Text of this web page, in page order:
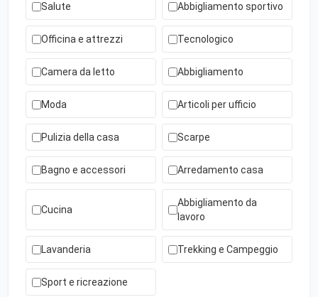
Salute Abbigliamento sportivo
Officina e attrezzi Tecnologico
Camera da letto Abbigliamento
Moda Articoli per ufficio
Pulizia della casa Scarpe
Bagno e accessori Arredamento casa
Cucina
Abbigliamento da
lavoro
Lavanderia Trekking e Campeggio
Sport e ricreazione